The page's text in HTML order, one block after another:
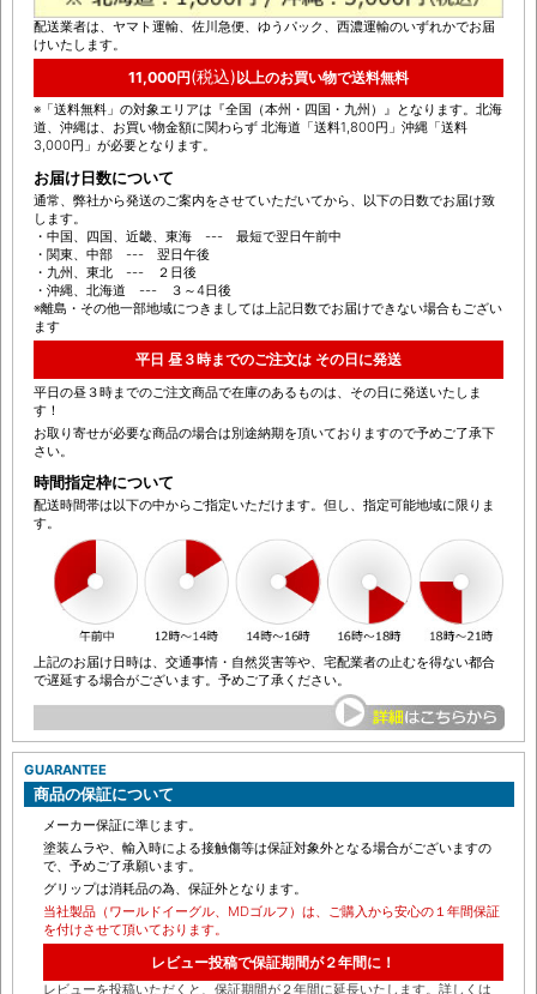
配送業者は、ヤマト運輸、佐川急便、ゆうパック、西濃運輸のいずれかでお届
けいたします。
11,000円(税込)以上のお買い物で送料無料
※「送料無料」の対象エリアは『全国（本州・四国・九州）』となります。北海
道、沖縄は、お買い物金額に関わらず 北海道「送料1,800円」沖縄「送料
3,000円」が必要となります。
お届け日数について
通常、弊社から発送のご案内をさせていただいてから、以下の日数でお届け致
します。
・中国、四国、近畿、東海 --- 最短で翌日午前中
・関東、中部 --- 翌日午後
・九州、東北 --- ２日後
・沖縄、北海道 --- ３～4日後
※離島・その他一部地域につきましては上記日数でお届けできない場合もござい
ます
平日 昼３時までのご注文は その日に発送
平日の昼３時までのご注文商品で在庫のあるものは、その日に発送いたしま
す！
お取り寄せが必要な商品の場合は別途納期を頂いておりますので予めご了承下
さい。
時間指定枠について
配送時間帯は以下の中からご指定いただけます。但し、指定可能地域に限りま
す。
上記のお届け日時は、交通事情・自然災害等や、宅配業者の止むを得ない都合
で遅延する場合がございます。予めご了承ください。
GUARANTEE
商品の保証について
メーカー保証に準じます。
塗装ムラや、輸入時による接触傷等は保証対象外となる場合がございますの
で、予めご了承願います。
グリップは消耗品の為、保証外となります。
当社製品（ワールドイーグル、MDゴルフ）は、ご購入から安心の１年間保証
を付けさせて頂いております。
レビュー投稿で保証期間が２年間に！
レビューを投稿いただくと、保証期間が２年間に延長いたします。詳しくは